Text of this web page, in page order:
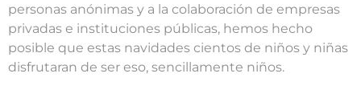
personas anónimas y a la colaboración de empresas
privadas e instituciones públicas, hemos hecho
posible que estas navidades cientos de niños y niñas
disfrutaran de ser eso, sencillamente niños.